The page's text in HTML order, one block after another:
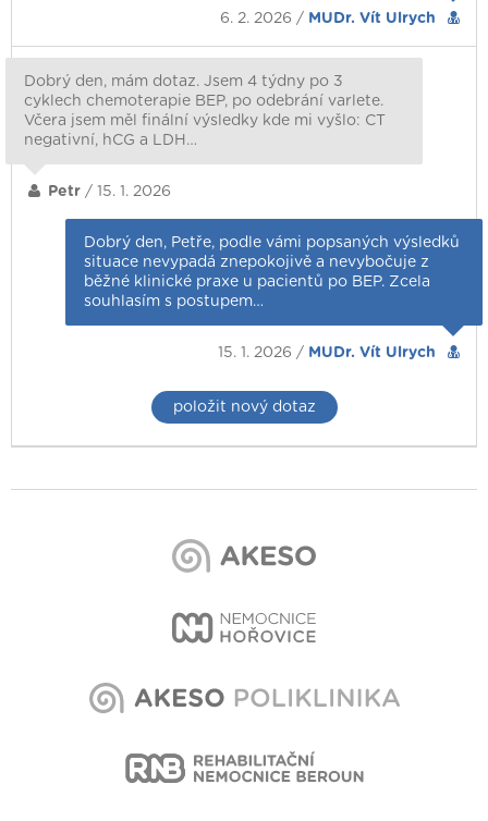
6. 2. 2026 / MUDr. Vít Ulrych
Dobrý den, mám dotaz. Jsem 4 týdny po 3
cyklech chemoterapie BEP, po odebrání varlete.
Včera jsem měl finální výsledky kde mi vyšlo: CT
negativní, hCG a LDH…
Petr / 15. 1. 2026
Dobrý den, Petře, podle vámi popsaných výsledků
situace nevypadá znepokojivě a nevybočuje z
běžné klinické praxe u pacientů po BEP. Zcela
souhlasím s postupem…
15. 1. 2026 / MUDr. Vít Ulrych
položit nový dotaz